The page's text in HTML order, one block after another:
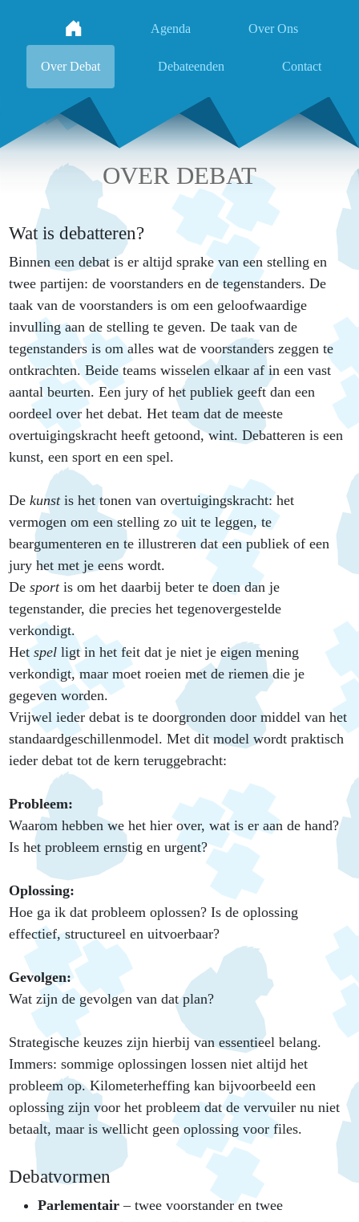
Agenda Over Ons
Over Debat Debateenden Contact
OVER DEBAT
Wat is debatteren?
Binnen een debat is er altijd sprake van een stelling en
twee partijen: de voorstanders en de tegenstanders. De
taak van de voorstanders is om een geloofwaardige
invulling aan de stelling te geven. De taak van de
tegenstanders is om alles wat de voorstanders zeggen te
ontkrachten. Beide teams wisselen elkaar af in een vast
aantal beurten. Een jury of het publiek geeft dan een
oordeel over het debat. Het team dat de meeste
overtuigingskracht heeft getoond, wint. Debatteren is een
kunst, een sport en een spel.
Dekunstis het tonen van overtuigingskracht: het
vermogen om een stelling zo uit te leggen, te
beargumenteren en te illustreren dat een publiek of een
jury het met je eens wordt.
Desportis om het daarbij beter te doen dan je
tegenstander, die precies het tegenovergestelde
verkondigt.
Hetspel ligt in het feit dat je niet je eigen mening
verkondigt, maar moet roeien met de riemen die je
gegeven worden.
Vrijwel ieder debat is te doorgronden door middel van het
standaardgeschillenmodel. Met dit model wordt praktisch
ieder debat tot de kern teruggebracht:
Probleem:
Waarom hebben we het hier over, wat is er aan de hand?
Is het probleem ernstig en urgent?
Oplossing:
Hoe ga ik dat probleem oplossen? Is de oplossing
effectief, structureel en uitvoerbaar?
Gevolgen:
Wat zijn de gevolgen van dat plan?
Strategische keuzes zijn hierbij van essentieel belang.
Immers: sommige oplossingen lossen niet altijd het
probleem op. Kilometerheffing kan bijvoorbeeld een
oplossing zijn voor het probleem dat de vervuiler nu niet
betaalt, maar is wellicht geen oplossing voor files.
Debatvormen
Parlementair – twee voorstander en twee